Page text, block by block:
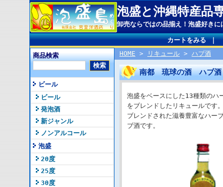
泡盛と沖縄特産
卸売ならではの品揃え！泡盛好き
カートをみる｜
商品検索
ビール
ビール
発泡酒
新ジャンル
ノンアルコール
泡盛
20度
25度
30度
HOME > リキュール > ハブ酒
南都 琉球の酒 ハブ
泡盛をベースにした13種類のハ
をブレンドしたリキュールです
ブレンドされた滋養豊富なハー
ブ酒です。